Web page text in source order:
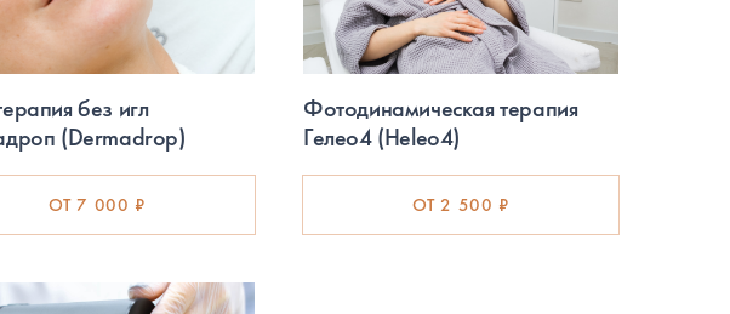
без игл
(Dermadrop)
ОТ 7 000 ₽
Фотодинамическая терапия
Гелео4 (Heleo4)
ОТ 2 500 ₽